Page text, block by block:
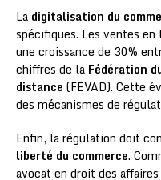
La digitalisation du
spécifiques. Les ventes
une croissance de 30%
chiffres de la Fédération
distance (FEVAD). Cette
des mécanismes de
Enfin, la régulation doit
liberté du commerce.
avocat en droit des